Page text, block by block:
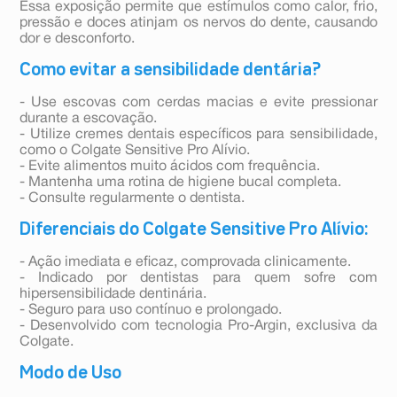
Essa exposição permite que estímulos como calor, frio,
pressão e doces atinjam os nervos do dente, causando
dor e desconforto.
Como evitar a sensibilidade dentária?
- Use escovas com cerdas macias e evite pressionar
durante a escovação.
- Utilize cremes dentais específicos para sensibilidade,
como o Colgate Sensitive Pro Alívio.
- Evite alimentos muito ácidos com frequência.
- Mantenha uma rotina de higiene bucal completa.
- Consulte regularmente o dentista.
Diferenciais do Colgate Sensitive Pro Alívio:
- Ação imediata e eficaz, comprovada clinicamente.
- Indicado por dentistas para quem sofre com
hipersensibilidade dentinária.
- Seguro para uso contínuo e prolongado.
- Desenvolvido com tecnologia Pro-Argin, exclusiva da
Colgate.
Modo de Uso